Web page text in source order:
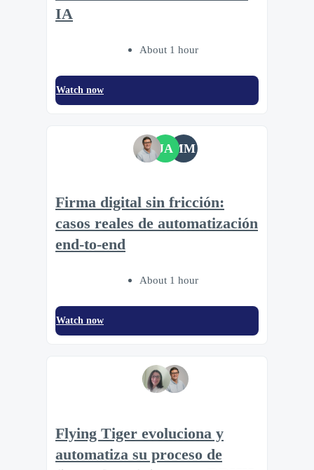
IA
About 1 hour
Watch now
JAMM
Firma digital sin fricción:
casos reales de automatización
end-to-end
About 1 hour
Watch now
Flying Tiger evoluciona y
automatiza su proceso de